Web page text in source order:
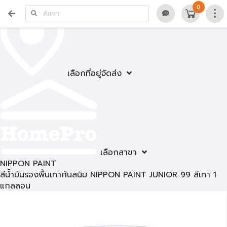
เลือกที่อยู่จัดส่ง
เลือกสาขา
0
NIPPON PAINT
สีน้ำมันรองพื้นเทากันสนิม NIPPON PAINT JUNIOR 99 สีเทา 1
แกลลอน